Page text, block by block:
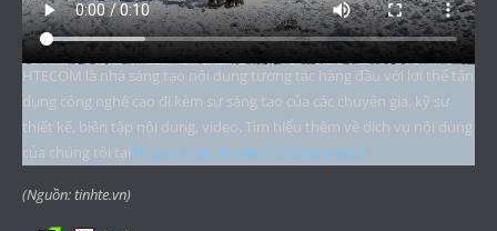
HTECOM là nhà sáng tạo nội dung tương tác hàng đầu với lợi thế tận
dụng công nghệ cao đi kèm sự sáng tạo của các chuyên gia, kỹ sư
thiết kế, biên tập nội dung, video. Tìm hiểu thêm về dịch vụ nội dung
của chúng tôi tại https://htecom.net/content-creator
(Nguồn: tinhte.vn)